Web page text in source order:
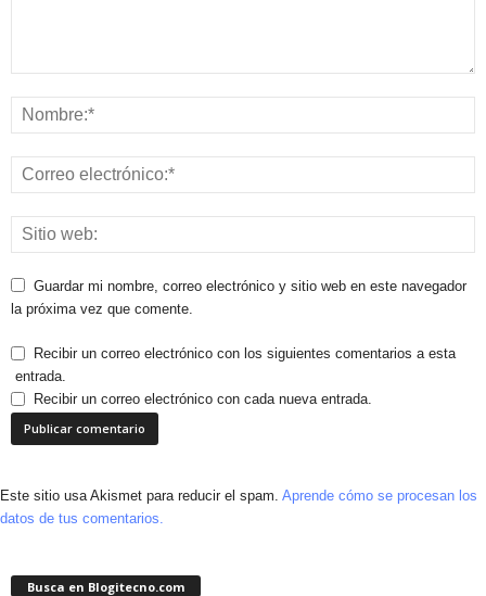
Guardar mi nombre, correo electrónico y sitio web en este navegador
la próxima vez que comente.
Recibir un correo electrónico con los siguientes comentarios a esta
entrada.
Recibir un correo electrónico con cada nueva entrada.
Este sitio usa Akismet para reducir el spam. Aprende cómo se procesan los
datos de tus comentarios.
Busca en Blogitecno.com